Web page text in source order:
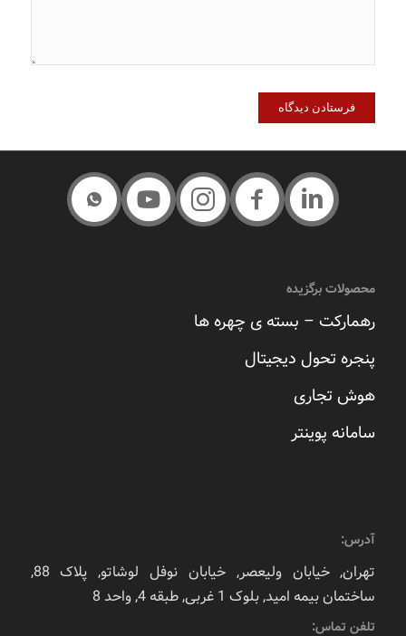
محصولات برگزیده
رهمارکت – بسته ی چهره ها
پنجره تحول دیجیتال
هوش تجاری
سامانه پوینتر
آدرس:
تهران, خیابان ولیعصر, خیابان نوفل لوشاتو, پلاک 88,
ساختمان بیمه امید, بلوک 1 غربی, طبقه 4, واحد 8
تلفن تماس: